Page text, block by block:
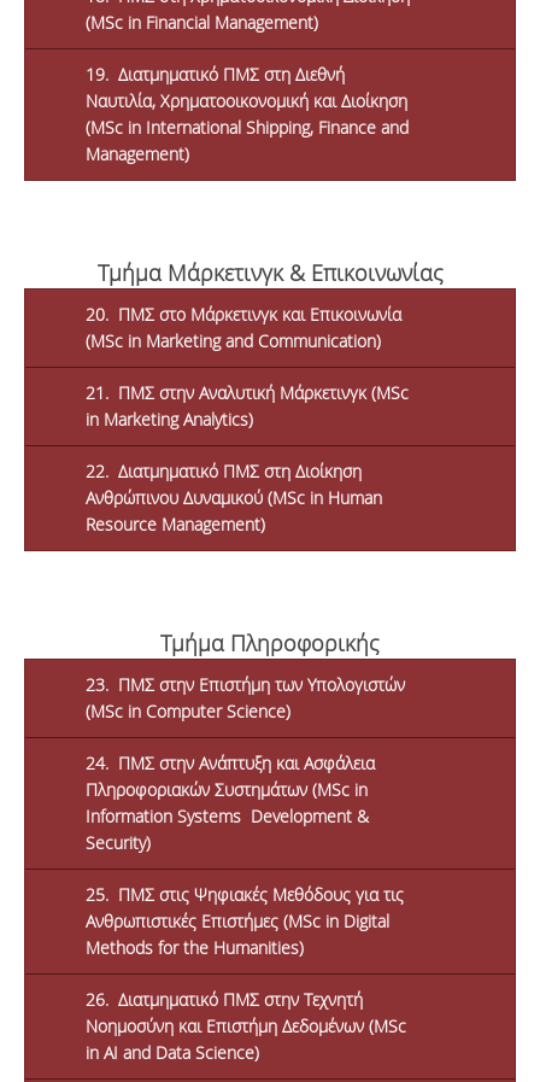
(MSc in Financial Management)
19. Διατμηματικό ΠΜΣ στη Διεθνή
Ναυτιλία, Χρηματοοικονομική και Διοίκηση
(MSc in International Shipping, Finance and
Management)
Τμήμα Μάρκετινγκ & Επικοινωνίας
20. ΠΜΣ στο Μάρκετινγκ και Επικοινωνία
(MSc in Marketing and Communication)
21. ΠΜΣ στην Αναλυτική Μάρκετινγκ (MSc
in Marketing Analytics)
22. Διατμηματικό ΠΜΣ στη Διοίκηση
Ανθρώπινου Δυναμικού (MSc in Human
Resource Management)
Τμήμα Πληροφορικής
23. ΠΜΣ στην Επιστήμη των Υπολογιστών
(MSc in Computer Science)
24. ΠΜΣ στην Ανάπτυξη και Ασφάλεια
Πληροφοριακών Συστημάτων (MSc in
Information Systems Development &
Security)
25. ΠΜΣ στις Ψηφιακές Μεθόδους για τις
Ανθρωπιστικές Επιστήμες (MSc in Digital
Methods for the Humanities)
26. Διατμηματικό ΠΜΣ στην Τεχνητή
Νοημοσύνη και Επιστήμη Δεδομένων (MSc
in ΑΙ and Data Science)